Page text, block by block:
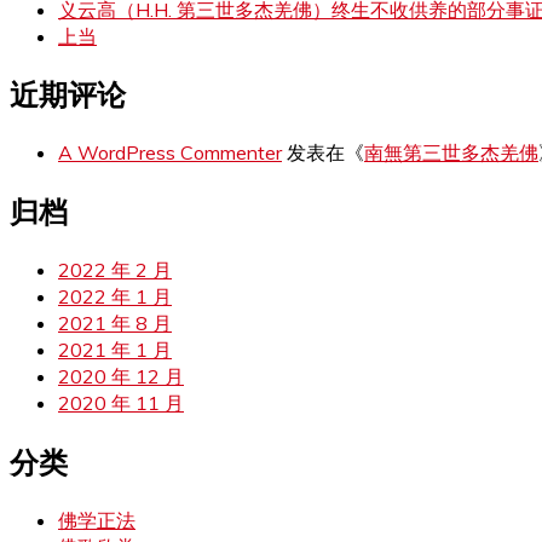
义云高（H.H. 第三世多杰羌佛）终生不收供养的部分事
上当
近期评论
A WordPress Commenter发表在《南無第三世多杰羌佛
归档
2022 年 2 月
2022 年 1 月
2021 年 8 月
2021 年 1 月
2020 年 12 月
2020 年 11 月
分类
佛学正法